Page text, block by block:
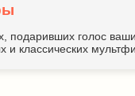
подаривших голос
классических